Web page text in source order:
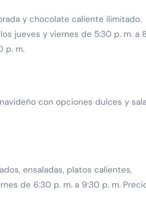
y chocolate caliente ilimitado.
jueves y viernes de 5:30 p. m. a
p. m.
con opciones dulces y
ensaladas, platos calientes,
de 6:30 p. m. a 9:30 p. m.